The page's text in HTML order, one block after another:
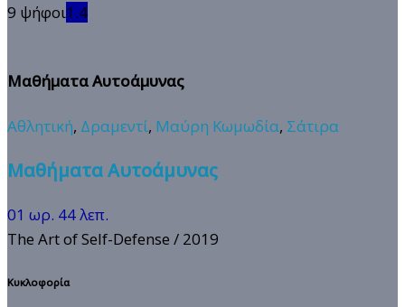
9 ψήφοι1.4
Μαθήματα Αυτοάμυνας
Αθλητική, Δραμεντί, Μαύρη Κωμωδία, Σάτιρα
Μαθήματα Αυτοάμυνας
01 ωρ. 44 λεπ.
The Art of Self-Defense / 2019
Κυκλοφορία